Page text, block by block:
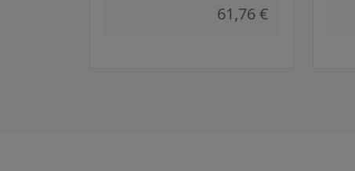
61,76 €